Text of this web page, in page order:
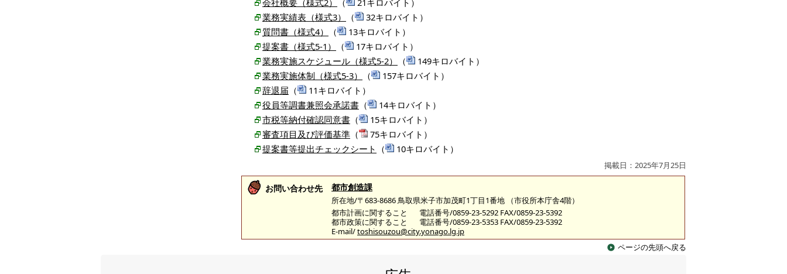
会社概要（様式2）
（
21キロバイト）
業務実績表（様式3）
（
32キロバイト）
質問書（様式4）
（
13キロバイト）
提案書（様式5-1）
（
17キロバイト）
業務実施スケジュール（様式5-2）
（
149キロバイト）
業務実施体制（様式5-3）
（
157キロバイト）
辞退届 （
11キロバイト）
役員等調書兼照会承諾書 （
14キロバイト）
市税等納付確認同意書 （
15キロバイト）
審査項目及び評価基準 （
75キロバイト）
提案書等提出チェックシート （ 10キロバイト）
掲載日：2025年7月25日
お問い合わせ先 都市創造課
所在地/〒683-8686 鳥取県米子市加茂町1丁目1番地 （市役所本庁舎4階）
都市計画に関すること
電話番号/0859-23-5292 FAX/0859-23-5392
都市政策に関すること
電話番号/0859-23-5353 FAX/0859-23-5392
E-mail/toshisouzou@city.yonago.lg.jp
ページの先頭へ戻る